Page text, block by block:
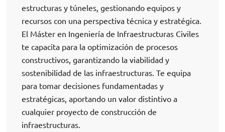
estructuras y túneles, gestionando equipos y
recursos con una perspectiva técnica y estratégica.
El Máster en Ingeniería de Infraestructuras Civiles
te capacita para la optimización de procesos
constructivos, garantizando la viabilidad y
sostenibilidad de las infraestructuras. Te equipa
para tomar decisiones fundamentadas y
estratégicas, aportando un valor distintivo a
cualquier proyecto de construcción de
infraestructuras.